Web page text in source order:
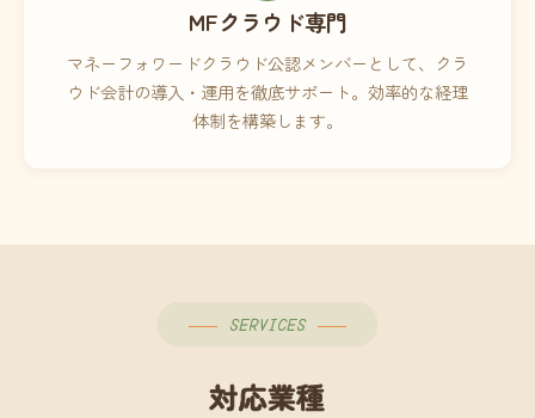
MFクラウド専門
マネーフォワードクラウド公認メンバーとして、クラ
ウド会計の導入・運用を徹底サポート。効率的な経理
体制を構築します。
SERVICES
対応業種